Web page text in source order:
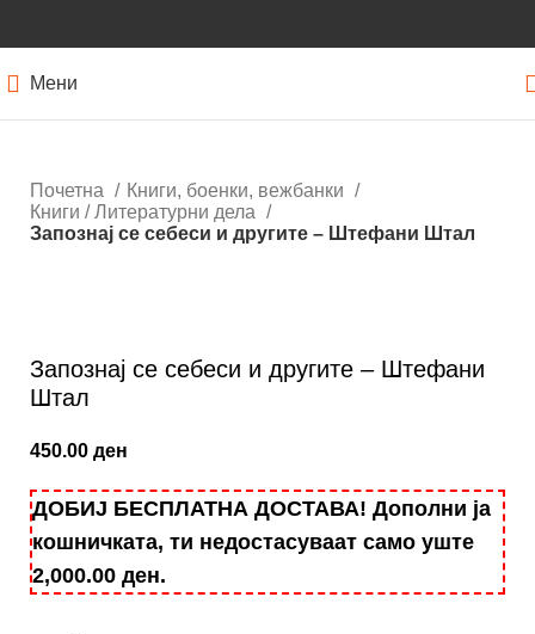
Мени
Почетна
Книги, боенки, вежбанки
Книги / Литературни дела
Запознај се себеси и другите – Штефани Штал
Запознај се себеси и другите – Штефани
Штал
450.00 ден
ДОБИЈ БЕСПЛАТНА ДОСТАВА! Дополни ја
кошничката, ти недостасуваат само уште
2,000.00 ден.